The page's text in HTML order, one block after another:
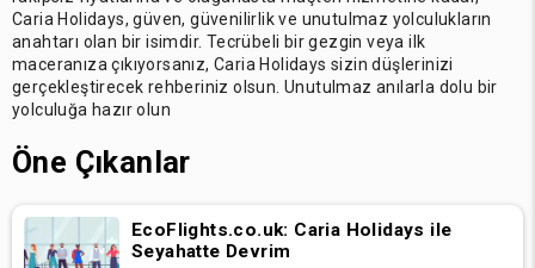
Caria Holidays, güven, güvenilirlik ve unutulmaz yolculukların
anahtarı olan bir isimdir. Tecrübeli bir gezgin veya ilk
maceranıza çıkıyorsanız, Caria Holidays sizin düşlerinizi
gerçekleştirecek rehberiniz olsun. Unutulmaz anılarla dolu bir
yolculuğa hazır olun
Öne Çıkanlar
EcoFlights.co.uk: Caria Holidays ile
Seyahatte Devrim